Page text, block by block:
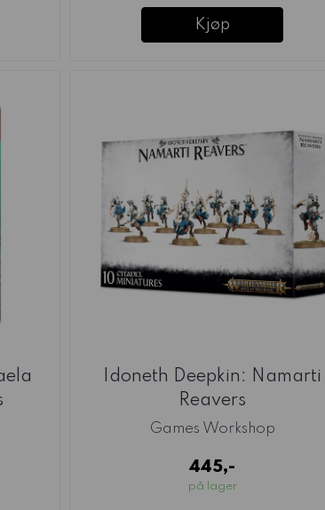
Kjøp
Idoneth Deepkin: Namarti
Reavers
Games Workshop
445,-
på lager